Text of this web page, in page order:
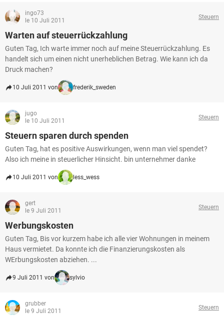
ingo73
le 10 Juli 2011
Steuern
Warten auf steuerrückzahlung
Guten Tag, Ich warte immer noch auf meine Steuerrückzahlung. Es
handelt sich um einen nicht unerheblichen Betrag. Wie kann ich da
Druck machen?
10 Juli 2011 von frederik_sweden
jugo
le 10 Juli 2011
Steuern
Steuern sparen durch spenden
Guten Tag, hat es positive Auswirkungen, wenn man viel spendet?
Also ich meine in steuerlicher Hinsicht. bin unternehmer danke
10 Juli 2011 von less_wess
gert
le 9 Juli 2011
Steuern
Werbungskosten
Guten Tag, Bis vor kurzem habe ich alle vier Wohnungen in meinem
Haus vermietet. Da konnte ich die Finanzierungskosten als
WErbungskosten abziehen. ...
9 Juli 2011 von sylvio
grubber
le 9 Juli 2011
Steuern